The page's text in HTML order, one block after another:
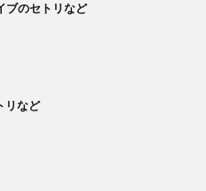
ブのセトリなど
リなど